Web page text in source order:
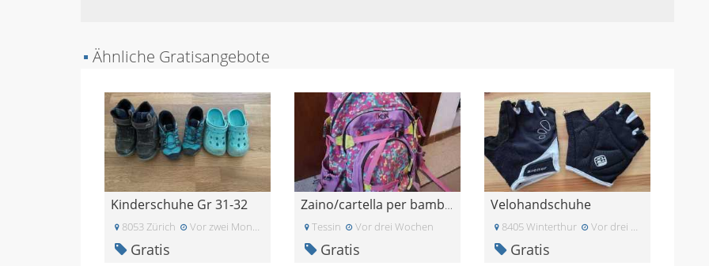
▪ Ähnliche Gratisangebote
Kinderschuhe Gr 31-32
8053 Zürich Vor zwei Monaten
Gratis
Zaino/cartella per bambina con schienale regolabil
Tessin Vor drei Wochen
Gratis
Velohandschuhe
8405 Winterthur Vor drei Wochen
Gratis